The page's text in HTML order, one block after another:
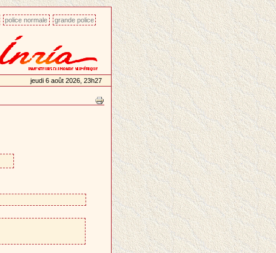
police normale grande police
jeudi 6 août 2026, 23h27